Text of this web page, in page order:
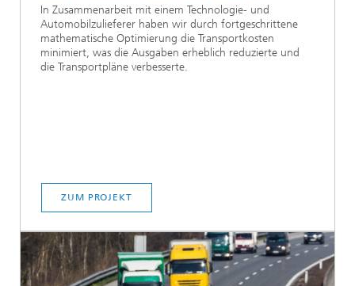
In Zusammenarbeit mit einem Technologie- und
Automobilzulieferer haben wir durch fortgeschrittene
mathematische Optimierung die Transportkosten
minimiert, was die Ausgaben erheblich reduzierte und
die Transportpläne verbesserte.
ZUM PROJEKT